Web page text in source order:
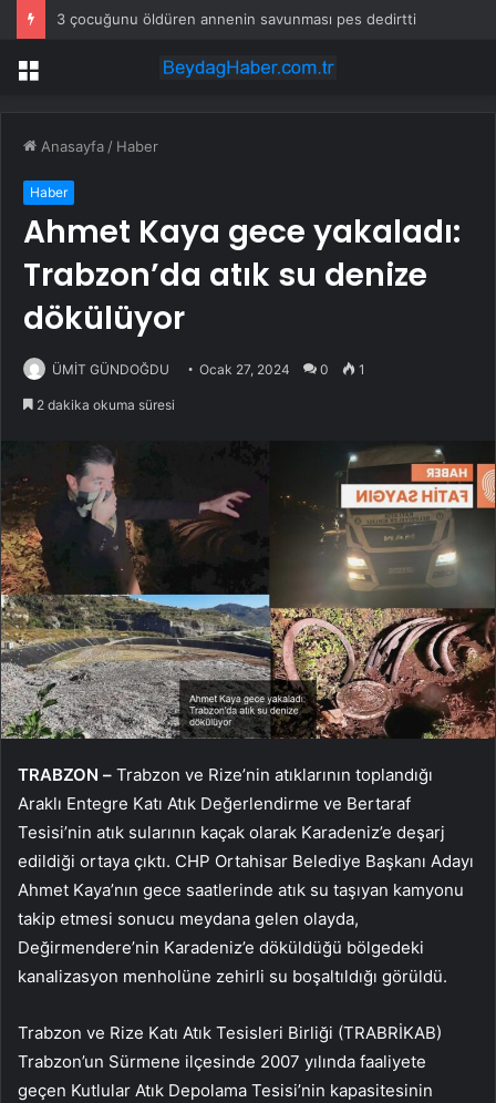
3 çocuğunu öldüren annenin savunması pes dedirtti
Menü
Anasayfa / Haber
Haber
Ahmet Kaya gece yakaladı:
Trabzon’da atık su denize
dökülüyor
ÜMİT GÜNDOĞDU Ocak 27, 2024 0 1
2 dakika okuma süresi
TRABZON – Trabzon ve Rize’nin atıklarının toplandığı
Araklı Entegre Katı Atık Değerlendirme ve Bertaraf
Tesisi’nin atık sularının kaçak olarak Karadeniz’e deşarj
edildiği ortaya çıktı. CHP Ortahisar Belediye Başkanı Adayı
Ahmet Kaya’nın gece saatlerinde atık su taşıyan kamyonu
takip etmesi sonucu meydana gelen olayda,
Değirmendere’nin Karadeniz’e döküldüğü bölgedeki
kanalizasyon menholüne zehirli su boşaltıldığı görüldü.
Trabzon ve Rize Katı Atık Tesisleri Birliği (TRABRİKAB)
Trabzon’un Sürmene ilçesinde 2007 yılında faaliyete
geçen Kutlular Atık Depolama Tesisi’nin kapasitesinin